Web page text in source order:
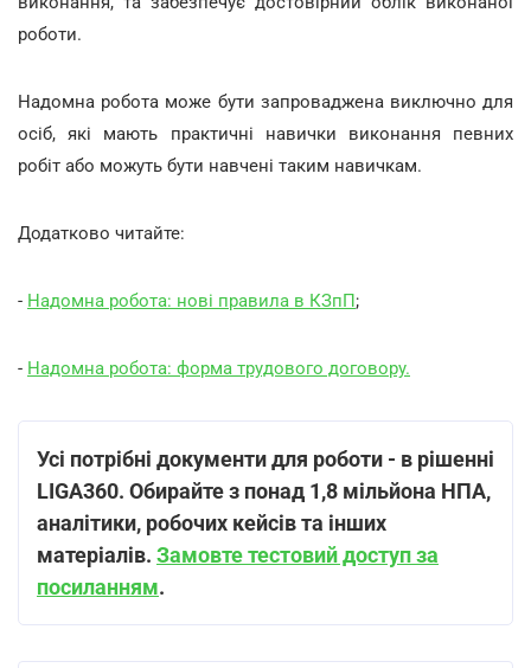
роботи.
Надомна робота може бути запроваджена виключно для
осіб, які мають практичні навички виконання певних
робіт або можуть бути навчені таким навичкам.
Додатково читайте:
- Надомна робота: нові правила в КЗпП;
- Надомна робота: форма трудового договору.
Усі потрібні документи для роботи - в рішенні
LIGA360. Обирайте з понад 1,8 мільйона НПА,
аналітики, робочих кейсів та інших
матеріалів. Замовте тестовий доступ за
посиланням.